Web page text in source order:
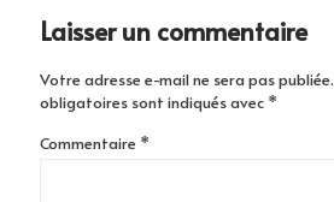
Laisser un commentaire
Votre adresse e-mail ne sera pas publiée.
obligatoires sont indiqués avec *
Commentaire *